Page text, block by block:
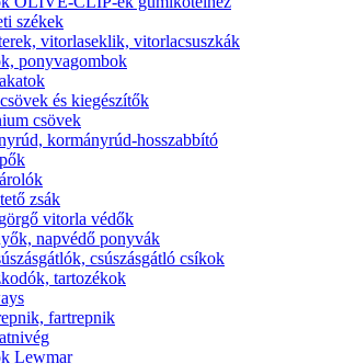
székek
vitorlaseklik, vitorlacsuszkák
ponyvagombok
és kiegészítők
csövek
kormányrúd-hosszabbító
zsák
vitorla védők
napvédő ponyvák
csúszásgátló csíkok
tartozékok
fartrepnik
Lewmar